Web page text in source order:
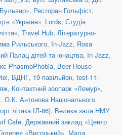
, Ресторан Гольфіст,
«Україна»_Lords, Студія
, Travel Hub, Літературно-
Рильського, In-Jazz, Rosa
Палац дітей та юнацтва, In Jazz,
PhasmoPhobia, Beer House
, ВДНГ, 19 павільйон, test-11-
, Контактний зоопарк «Лемур»,
О.К. Антонова Національного
літака ІЛ-86), Велика зала НМУ
Cafe, Державний заклад «Центр
«Висоцький», Мала